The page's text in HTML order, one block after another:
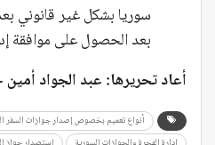
بعد الحصول على موافقة
أعاد تحريرها: عبد الجواد
أنواع تعميم بخصوص إصدار جوازات السفر